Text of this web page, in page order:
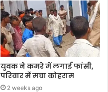
युवक ने कमरे में लगाईं फांसी,
परिवार में मचा कोहराम
2 weeks ago